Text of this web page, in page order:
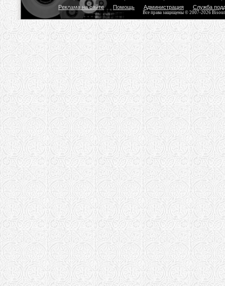
Реклама на сайте Помощь Администрация Служба
Все права защищены © 2007-2026